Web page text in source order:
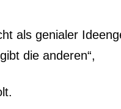
als genialer
die anderen“,